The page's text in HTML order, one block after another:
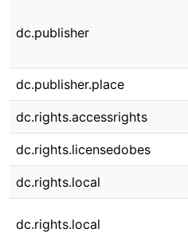
dc.publisher
dc.publisher.place
dc.rights.accessrights
dc.rights.licensedobes
dc.rights.local
dc.rights.local